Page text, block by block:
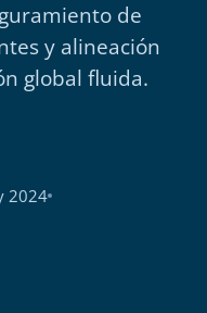
de
y alineación
global fluida.
2024